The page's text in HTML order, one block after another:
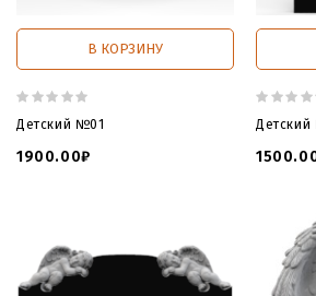
В КОРЗИНУ
Детский №01
1900.00₽